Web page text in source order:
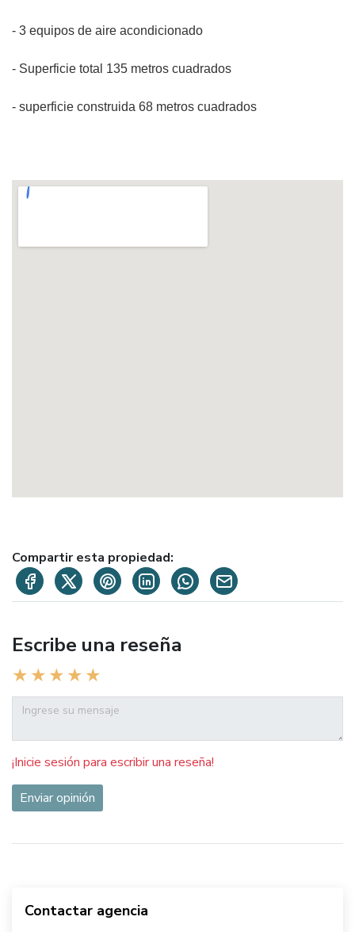
- 3 equipos de aire acondicionado
- Superficie total 135 metros cuadrados
- superficie construida 68 metros cuadrados
Compartir esta propiedad:
Escribe una reseña
¡Inicie sesión para escribir una reseña!
Enviar opinión
Contactar agencia